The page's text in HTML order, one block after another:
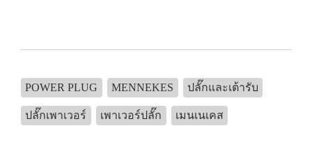
POWER PLUG MENNEKES ปลั๊กและเต้ารับ
ปลั๊กเพาเวอร์ เพาเวอร์ปลั๊ก เมนเนเคส